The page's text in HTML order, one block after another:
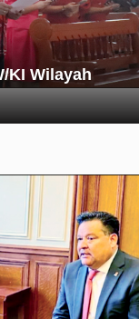
KI Wilayah